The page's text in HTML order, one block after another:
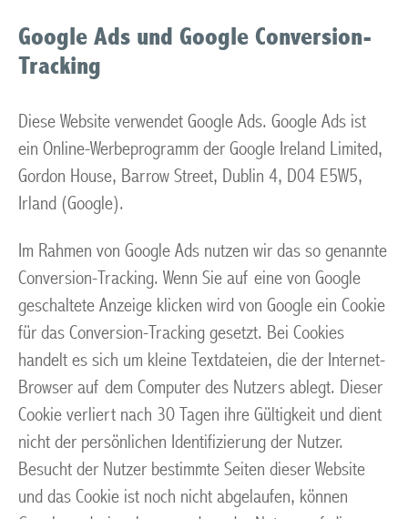
Google Ads und Google Conversion-
Tracking
Diese Website verwendet Google Ads. Google Ads ist
ein Online-Werbeprogramm der Google Ireland Limited,
Gordon House, Barrow Street, Dublin 4, D04 E5W5,
Irland (Google).
Im Rahmen von Google Ads nutzen wir das so genannte
Conversion-Tracking. Wenn Sie auf eine von Google
geschaltete Anzeige klicken wird von Google ein Cookie
für das Conversion-Tracking gesetzt. Bei Cookies
handelt es sich um kleine Textdateien, die der Internet-
Browser auf dem Computer des Nutzers ablegt. Dieser
Cookie verliert nach 30 Tagen ihre Gültigkeit und dient
nicht der persönlichen Identifizierung der Nutzer.
Besucht der Nutzer bestimmte Seiten dieser Website
und das Cookie ist noch nicht abgelaufen, können